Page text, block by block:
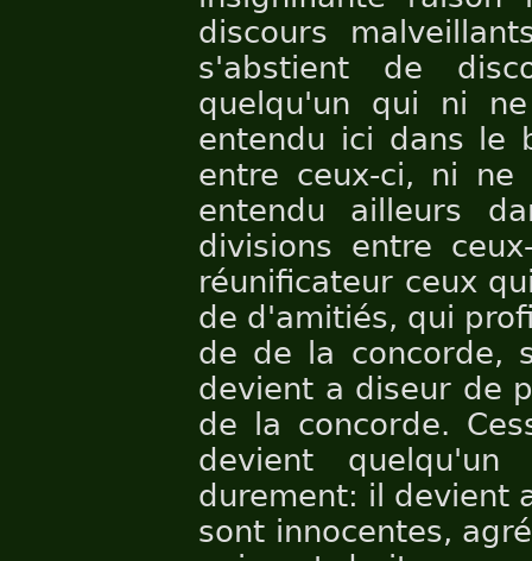
discours
s'abstient de
quelqu'un qui ni
entendu ici dans le
entre ceux-ci, ni
entendu ailleurs
divisions entre
réunificateur ceux
de d'amitiés, qui
de de la concorde,
devient a diseur de
de la concorde.
devient
durement: il devient
sont innocentes,